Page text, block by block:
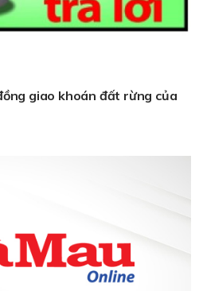
giao khoán đất rừng của